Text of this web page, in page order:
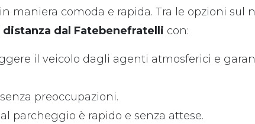
maniera comoda e rapida. Tra le opzioni sul
dal Fatebenefratelli con:
il veicolo dagli agenti atmosferici e
preoccupazioni.
parcheggio è rapido e senza attese.